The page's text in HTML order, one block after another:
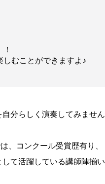
むことができますよ♪
分らしく演奏してみません
、コンクール受賞歴有り、
て活躍している講師陣揃い